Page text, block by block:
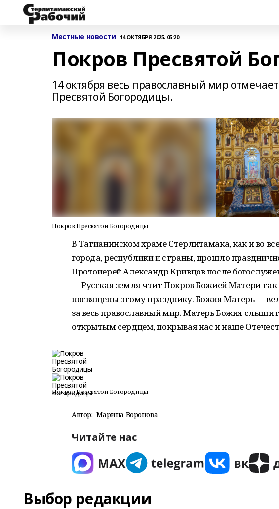
Местные новости 14 ОКТЯБРЯ 2025, 05:20
Покров Пресвятой
14 октября весь православный мир
Пресвятой Богородицы.
Покров Пресвятой Богородицы
В Татианинском храме Стерлитамака, как и во
города, республики и страны, прошло
Протоиерей Александр Кривцов после
— Русская земля чтит Покров Божией Матери так
посвящены этому празднику. Божия Матерь —
за весь православный мир. Матерь Божия слышит
открытым сердцем, покрывая нас и наше
Покров Пресвятой Богородицы
Автор: Марина Воронова
Читайте нас
Выбор редакции